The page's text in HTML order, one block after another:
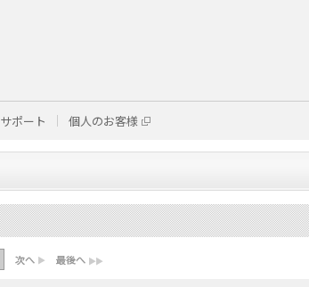
サポート 個人のお客様